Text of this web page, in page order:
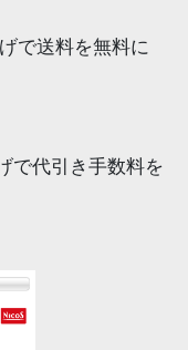
で送料を無料に
で代引き手数料を